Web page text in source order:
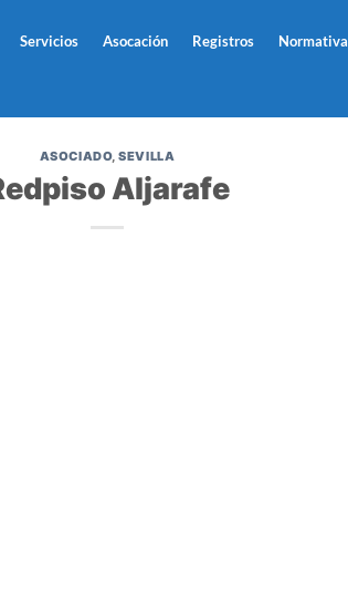
Servicios Asocación Registros Normativa
ASOCIADO,SEVILLA
Aljarafe